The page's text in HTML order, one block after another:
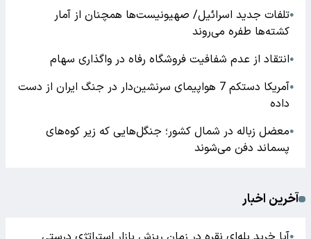
●تلفات جدید اسرائیل/ صهیونیست‌ها همچنان از آمار
کشته‌ها طفره می‌روند
●انتقاد از عدم شفافیت فروشگاه رفاه در واگذاری سهام
●
آمریکا دستکم 7 هواپیمای سرنشین‌دار در جنگ ایران از دست
داده
●معضل زباله در شمال کشور؛ جنگل‌هایی که زیر کوه‌های
پسماند دفن می‌شوند
آخرین اخبار